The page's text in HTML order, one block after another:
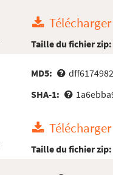
Télécharger
Taille du fichier zip:
MD5:
SHA-1:
Télécharger
Taille du fichier zip: